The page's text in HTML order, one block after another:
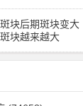
块后期斑块变大
块越来越大